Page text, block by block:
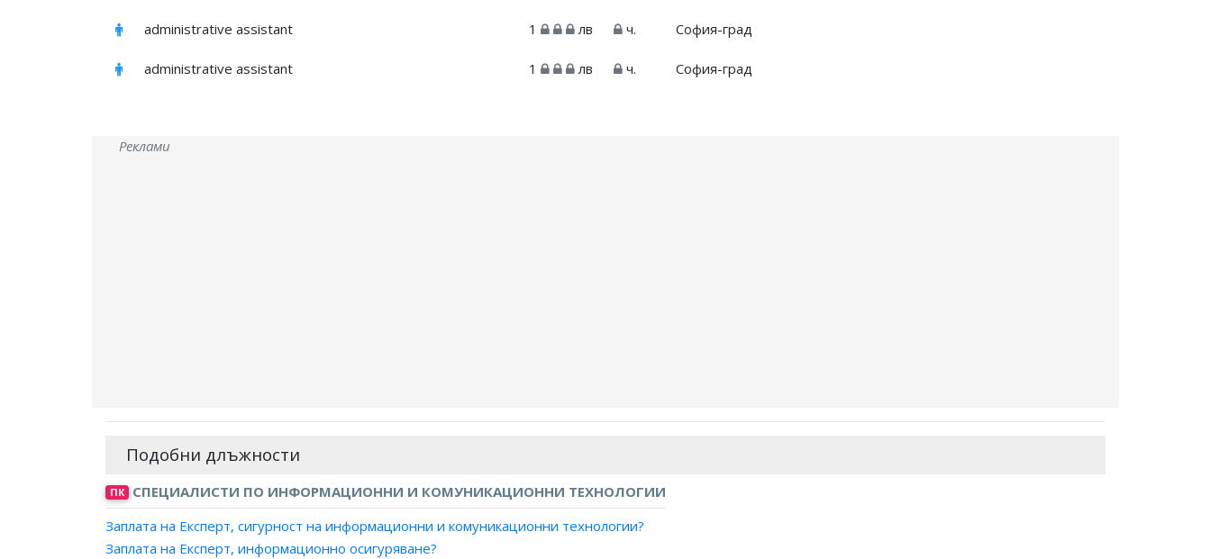
administrative assistant 1 лв ч. София-град
administrative assistant 1 лв ч. София-град
Реклами
Подобни длъжности
ПК СПЕЦИАЛИСТИ ПО ИНФОРМАЦИОННИ И КОМУНИКАЦИОННИ ТЕХНОЛОГИИ
Заплата на Експерт, сигурност на информационни и комуникационни технологии?
Заплата на Експерт, информационно осигуряване?